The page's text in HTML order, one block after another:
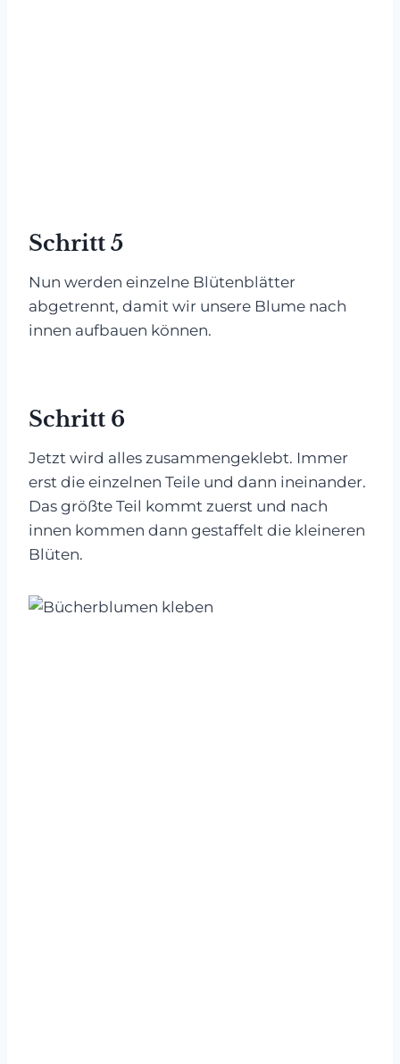
Schritt 5
Nun werden einzelne Blütenblätter
abgetrennt, damit wir unsere Blume nach
innen aufbauen können.
Schritt 6
Jetzt wird alles zusammengeklebt. Immer
erst die einzelnen Teile und dann ineinander.
Das größte Teil kommt zuerst und nach
innen kommen dann gestaffelt die kleineren
Blüten.